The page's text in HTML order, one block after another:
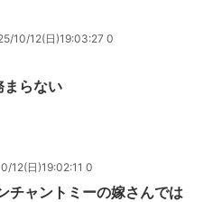
10/12(日)19:03:27 0
まらない
12(日)19:02:11 0
チャントミーの嫁さんでは